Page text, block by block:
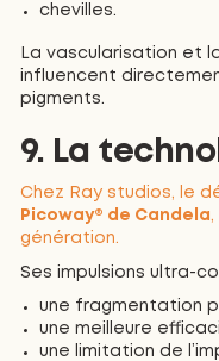
chevilles.
La vascularisation et
influencent
pigments.
9. La
Chez Ray studios, le
Picoway® de Candela
génération.
Ses impulsions ultra-
une fragmentation
une meilleure
une limitation de